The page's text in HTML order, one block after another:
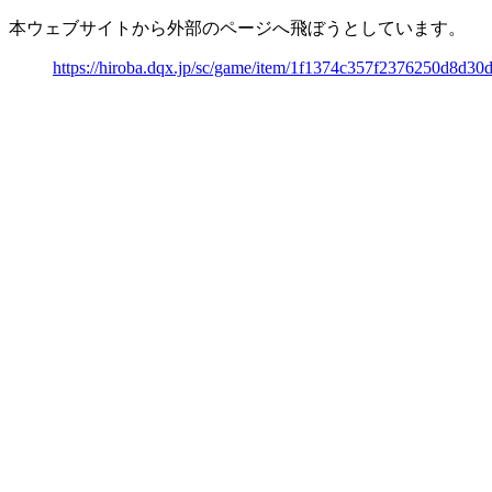
本ウェブサイトから外部のページへ飛ぼうとしています。
https://hiroba.dqx.jp/sc/game/item/